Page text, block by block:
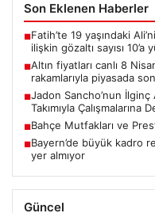
Son Eklenen Haberler
■Fatih’te 19 yaşındaki
ilişkin gözaltı sayısı 10’a
■Altın fiyatları canlı 8
rakamlarıyla piyasada
■Jadon Sancho’nun İlginç
Takımıyla Çalışmalarına
■Bahçe Mutfakları ve
■Bayern’de büyük kadro
yer almıyor
Güncel